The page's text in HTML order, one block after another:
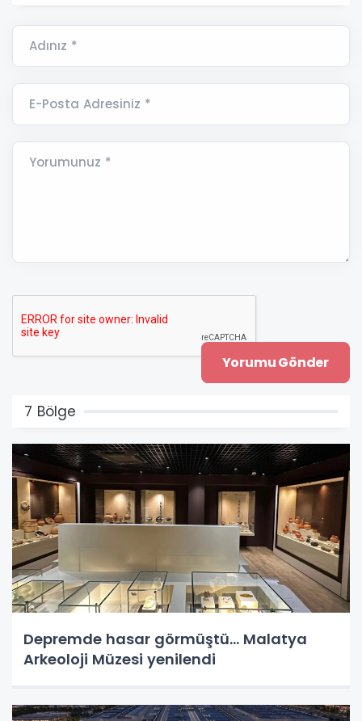
Adınız *
E-Posta Adresiniz *
Yorumunuz *
7 Bölge
Depremde hasar görmüştü... Malatya
Arkeoloji Müzesi yenilendi